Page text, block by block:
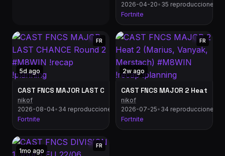
2026-04-20• 35 reproducciones
Fortnite
5d ago
FR
CAST FNCS MAJOR LAST CHANCE Round 2 #M8WIN !recap
nikof
2026-08-04• 34 reproducciones
Fortnite
2w ago
FR
CAST FNCS MAJOR 2 Heat 2
nikof
2026-07-25• 34 reproducciones
Fortnite
1mo ago
FR